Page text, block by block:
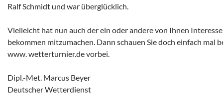
Ralf Schmidt und war überglücklich.
Vielleicht hat nun auch der ein oder andere von Ihnen Interesse
bekommen mitzumachen. Dann schauen Sie doch einfach mal
www. wetterturnier.de vorbei.
Dipl.-Met. Marcus Beyer
Deutscher Wetterdienst